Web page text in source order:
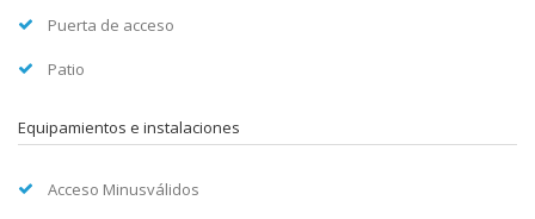
Puerta de acceso
Patio
Equipamientos e instalaciones
Acceso Minusválidos